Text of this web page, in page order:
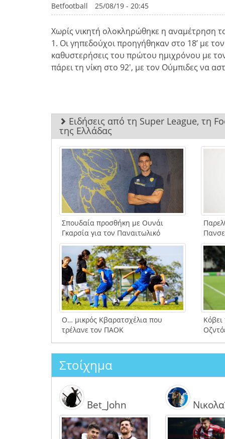
Betfootball 25/08/19 - 20:45
Χωρίς νικητή ολοκληρώθηκε η αναμέτρηση
1. Οι γηπεδούχοι προηγήθηκαν στο 18’ με
καθυστερήσεις του πρώτου ημιχρόνου με
πάρει τη νίκη στο 92′, με τον Ούμπιδες να
Ειδήσεις από τη Super League, τη
της Ελλάδας
Σπουδαία προσθήκη με Ουνάι
Γκαρσία για τον Παναιτωλικό
Ο… μικρός Κβαρατσχέλια που
τρέλανε τον ΠΑΟΚ
Στοίχημα
Bet_John